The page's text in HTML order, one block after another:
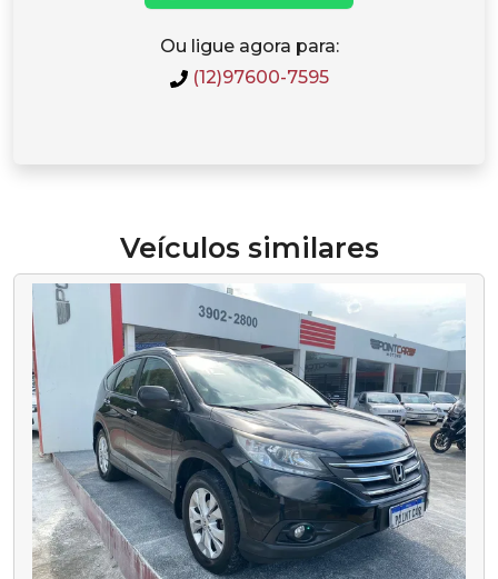
Ou ligue agora para:
(12)97600-7595
Veículos similares